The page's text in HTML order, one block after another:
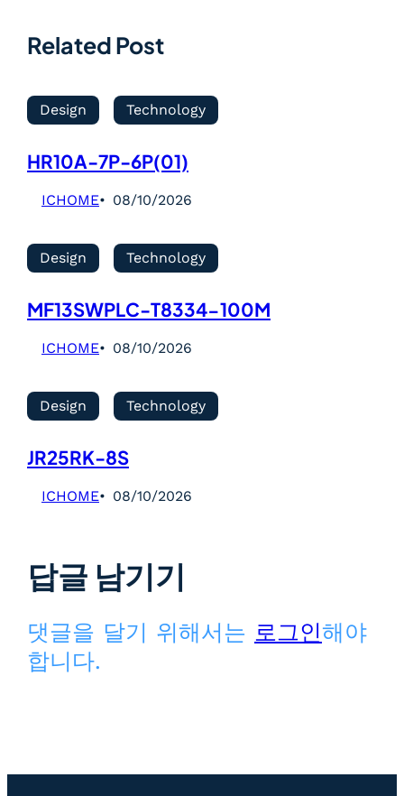
Related Post
Design Technology
HR10A-7P-6P(01)
ICHOME 08/10/2026
Design Technology
MF13SWPLC-T8334-100M
ICHOME 08/10/2026
Design Technology
JR25RK-8S
ICHOME 08/10/2026
답글 남기기
댓글을 달기 위해서는 로그인해야
합니다.